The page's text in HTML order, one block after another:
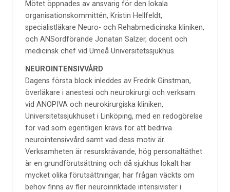
Mötet öppnades av ansvarig för den lokala
organisationskommittén, Kristin Hellfeldt,
specialistläkare Neuro- och Rehabmedicinska kliniken,
och ANSordförande Jonatan Salzer, docent och
medicinsk chef vid Umeå Universitetssjukhus.
NEUROINTENSIVVÅRD
Dagens första block inleddes av Fredrik Ginstman,
överläkare i anestesi och neurokirurgi och verksam
vid ANOPIVA och neurokirurgiska kliniken,
Universitetssjukhuset i Linköping, med en redogörelse
för vad som egentligen krävs för att bedriva
neurointensivvård samt vad dess motiv är.
Verksamheten är resurskrävande, hög personaltäthet
är en grundförutsättning och då sjukhus lokalt har
mycket olika förutsättningar, har frågan väckts om
behov finns av fler neuroinriktade intensivister i